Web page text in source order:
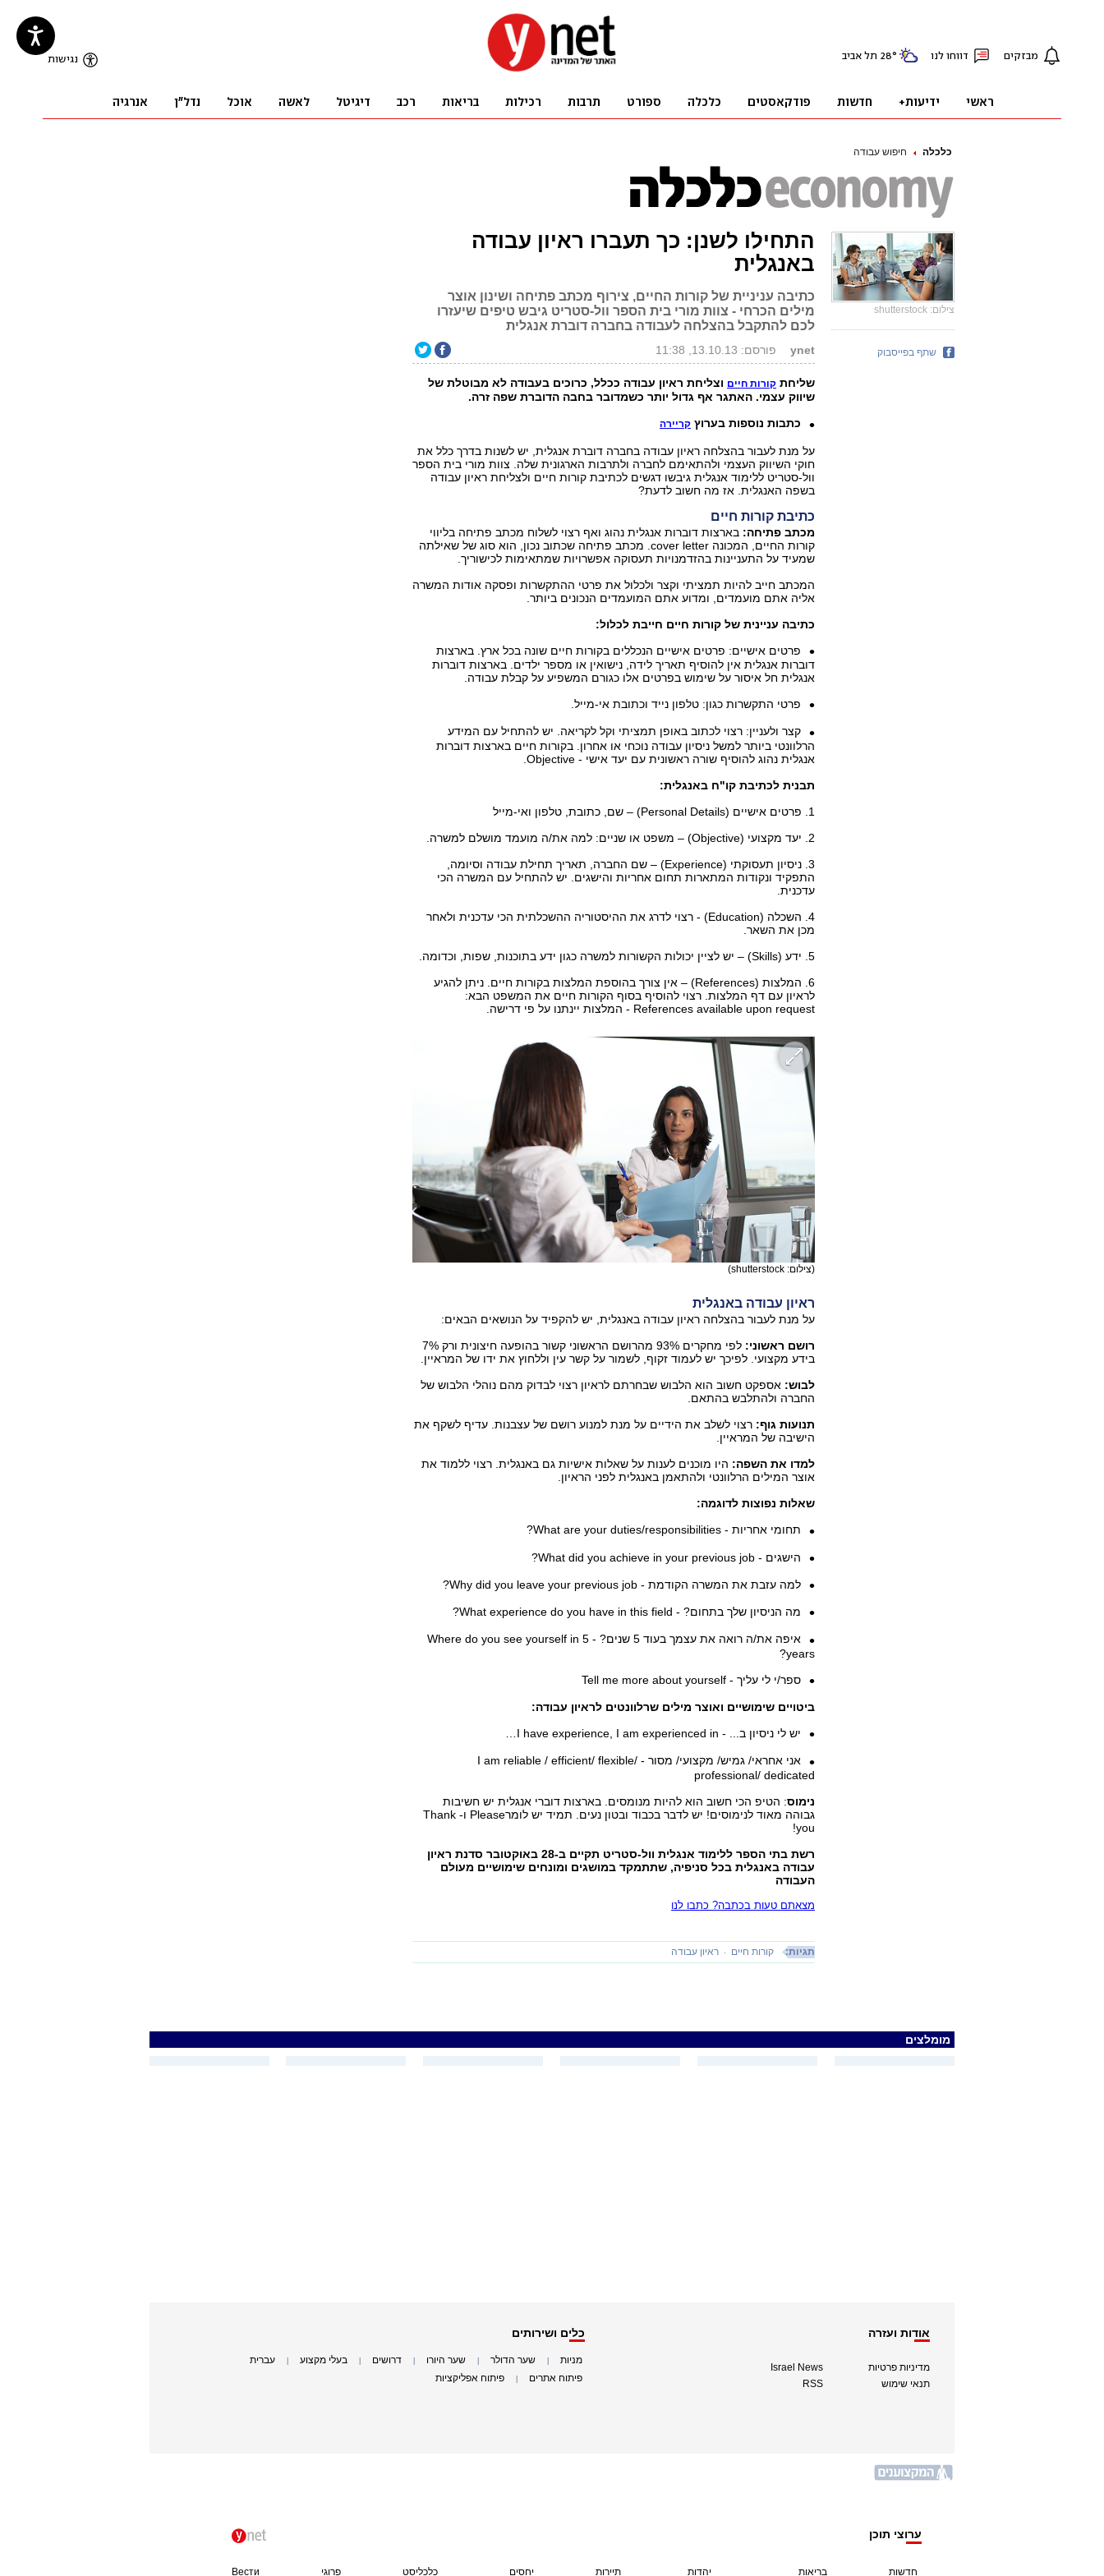
כלכלה חיפוש עבודה
התחילו לשנן: כך תעברו ראיון עבודה
באנגלית
כתיבה עניניית של קורות החיים, צירוף מכתב פתיחה ושינון אוצר
מילים הכרחי - צוות מורי בית הספר וול-סטריט גיבש טיפים שיעזרו
לכם להתקבל בהצלחה לעבודה בחברה דוברת אנגלית
ynet פורסם: 13.10.13, 11:38
שליחת קורות חיים וצליחת ראיון עבודה ככלל, כרוכים בעבודה לא מבוטלת של
שיווק עצמי. האתגר אף גדול יותר כשמדובר בחבה הדוברת שפה זרה.
כתבות נוספות בערוץ קריירה
על מנת לעבור בהצלחה ראיון עבודה בחברה דוברת אנגלית, יש לשנות בדרך כלל את
חוקי השיווק העצמי ולהתאימם לחברה ולתרבות הארגונית שלה. צוות מורי בית הספר
וול-סטריט ללימוד אנגלית גיבשו דגשים לכתיבת קורות חיים ולצליחת ראיון עבודה
בשפה האנגלית. אז מה חשוב לדעת?
כתיבת קורות חיים
מכתב פתיחה: בארצות דוברות אנגלית נהוג ואף רצוי לשלוח מכתב פתיחה בליווי
קורות החיים, המכונה cover letter. מכתב פתיחה שכתוב נכון, הוא סוג של שאילתה
שמעיד על התעניינות בהזדמנויות תעסוקה אפשרויות שמתאימות לכישוריך.
המכתב חייב להיות תמציתי וקצר ולכלול את פרטי ההתקשרות ופסקה אודות המשרה
אליה אתם מועמדים, ומדוע אתם המועמדים הנכונים ביותר.
כתיבה עניינית של קורות חיים חייבת לכלול:
פרטים אישיים: פרטים אישיים הנכללים בקורות חיים שונה בכל ארץ. בארצות
דוברות אנגלית אין להוסיף תאריך לידה, נישואין או מספר ילדים. בארצות דוברות
אנגלית חל איסור על שימוש בפרטים אלו כגורם המשפיע על קבלת עבודה.
פרטי התקשרות כגון: טלפון נייד וכתובת אי-מייל.
קצר ולעניין: רצוי לכתוב באופן תמציתי וקל לקריאה. יש להתחיל עם המידע
הרלוונטי ביותר למשל ניסיון עבודה נוכחי או אחרון. בקורות חיים בארצות דוברות
אנגלית נהוג להוסיף שורה ראשונית עם יעד אישי - Objective.
תבנית לכתיבת קו"ח באנגלית:
1. פרטים אישיים (Personal Details) – שם, כתובת, טלפון ואי-מייל
2. יעד מקצועי (Objective) – משפט או שניים: למה את/ה מועמד מושלם למשרה.
3. ניסיון תעסוקתי (Experience) – שם החברה, תאריך תחילת עבודה וסיומה,
התפקיד ונקודות המתארות תחום אחריות והישגים. יש להתחיל עם המשרה הכי
עדכנית.
4. השכלה (Education) - רצוי לדרג את ההיסטוריה ההשכלתית הכי עדכנית ולאחר
מכן את השאר.
5. ידע (Skills) – יש לציין יכולות הקשורות למשרה כגון ידע בתוכנות, שפות, וכדומה.
6. המלצות (References) – אין צורך בהוספת המלצות בקורות חיים. ניתן להגיע
לראיון עם דף המלצות. רצוי להוסיף בסוף הקורות חיים את המשפט הבא:
References available upon request - המלצות יינתנו על פי דרישה.
(צילום: shutterstock)
ראיון עבודה באנגלית
על מנת לעבור בהצלחה ראיון עבודה באנגלית, יש להקפיד על הנושאים הבאים:
רושם ראשוני:
לפי מחקרים 93% מהרושם הראשוני קשור בהופעה חיצונית ורק 7%
בידע מקצועי. לפיכך יש לעמוד זקוף, לשמור על קשר עין וללחוץ את ידו של המראיין.
לבוש: אספקט חשוב הוא הלבוש שבחרתם לראיון רצוי לבדוק מהם נוהלי הלבוש של
החברה ולהתלבש בהתאם.
תנועות גוף: רצוי לשלב את הידיים על מנת למנוע רושם של עצבנות. עדיף לשקף את
הישיבה של המראיין.
למדו את השפה: היו מוכנים לענות על שאלות אישיות גם באנגלית. רצוי ללמוד את
אוצר המילים הרלוונטי ולהתאמן באנגלית לפני הראיון.
שאלות נפוצות לדוגמה:
תחומי אחריות - What are your duties/responsibilities?
הישגים - What did you achieve in your previous job?
למה עזבת את המשרה הקודמת - Why did you leave your previous job?
מה הניסיון שלך בתחום? - What experience do you have in this field?
איפה את/ה רואה את עצמך בעוד 5 שנים? - Where do you see yourself in 5
years?
ספר/י לי עליך - Tell me more about yourself
ביטויים שימושיים ואוצר מילים שרלוונטים לראיון עבודה:
יש לי ניסיון ב... - I have experience, I am experienced in…
אני אחראי/ גמיש/ מקצועי/ מסור - I am reliable / efficient/ flexible/
professional/ dedicated
נימוס: הטיפ הכי חשוב הוא להיות מנומסים. בארצות דוברי אנגלית יש חשיבות
גבוהה מאוד לנימוסים! יש לדבר בכבוד ובטון נעים. תמיד יש לומרPlease ו- Thank
you!
רשת בתי הספר ללימוד אנגלית וול-סטריט תקיים ב-28 באוקטובר סדנת ראיון
עבודה באנגלית בכל סניפיה, שתתמקד במושגים ומונחים שימושיים מעולם
העבודה
מצאתם טעות בכתבה? כתבו לנו
תגיות: קורות חיים ראיון עבודה
צילום: shutterstock
שתף בפייסבוק
מומלצים
אודות ועזרה
מדיניות פרטיות
תנאי שימוש
Israel News
RSS
כלים ושירותים
מניות שער הדולר שער היורו דרושים בעלי מקצוע עברית
פיתוח אתרים פיתוח אפליקציות
ערוצי תוכן
חדשות בריאות יהדות תיירות יחסים כלכליסט פרוגי Вести